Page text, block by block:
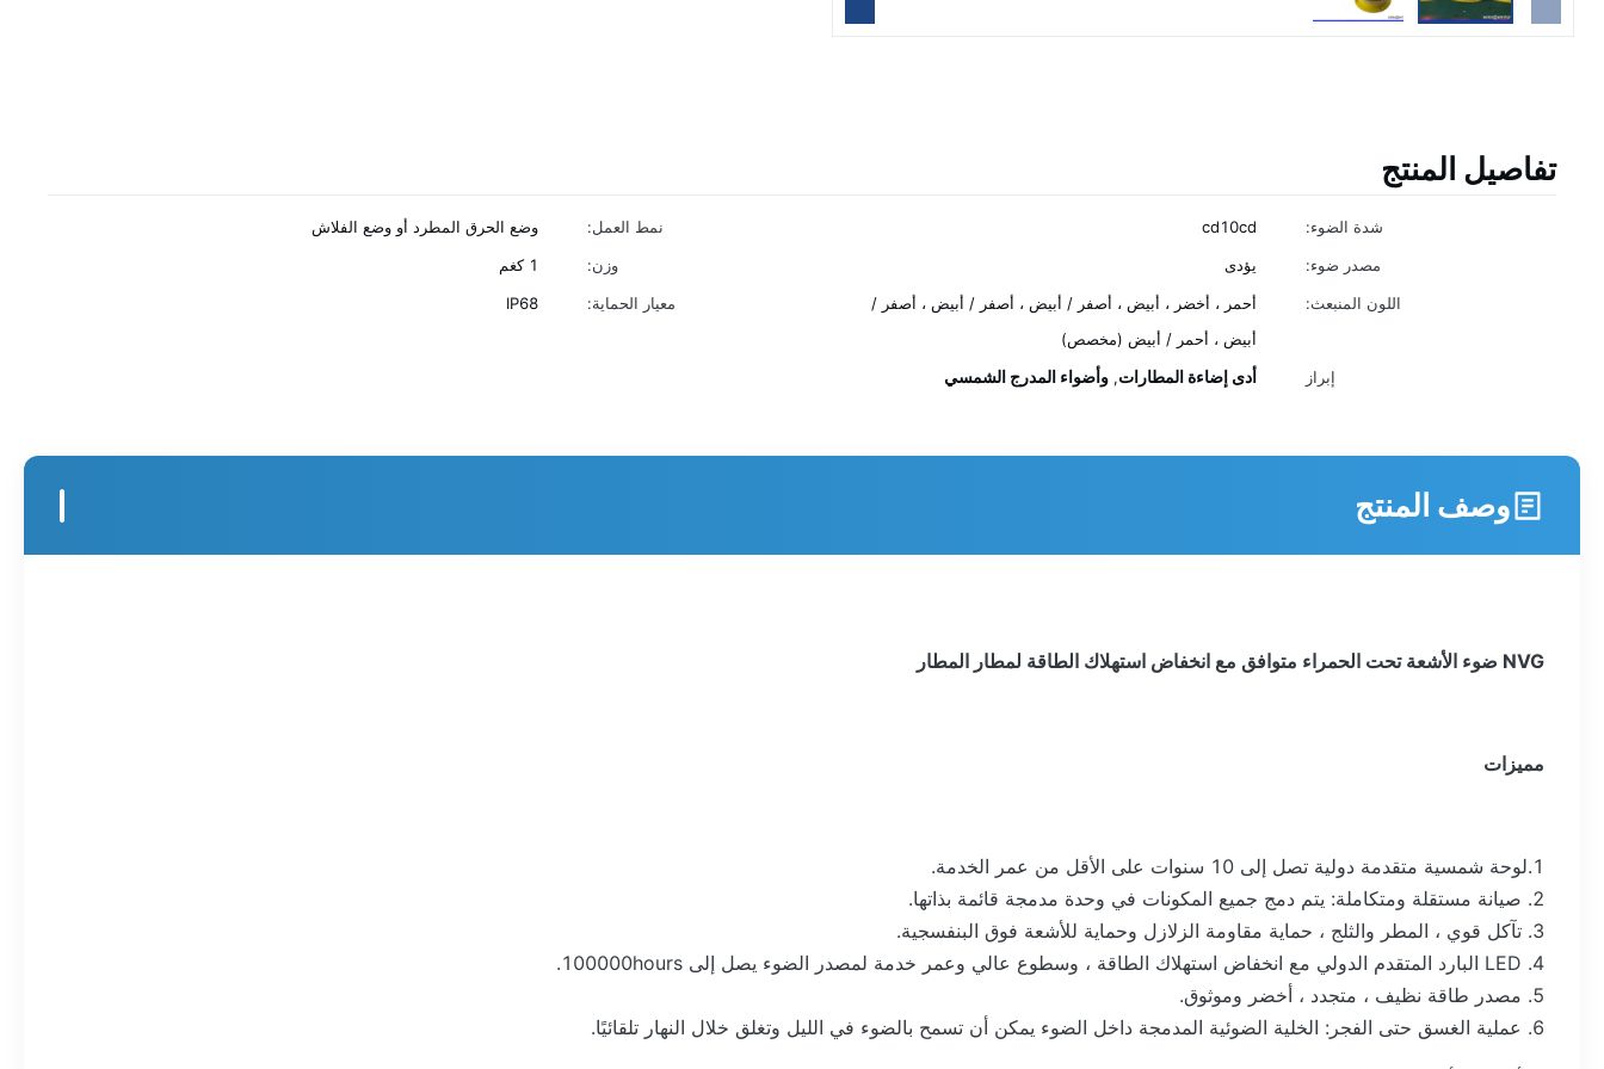
تفاصيل المنتج
شدة الضوء: cd10cd نمط العمل:
وضع الحرق المطرد أو وضع الفلاش
مصدر ضوء:
يؤدى وزن:
1 كغم
اللون المنبعث:
أحمر ، أخضر ، أبيض ، أصفر / أبيض ، أصفر / أبيض ، أصفر /
أبيض ، أحمر / أبيض (مخصص)
معيار الحماية: IP68
إبراز أدى إضاءة المطارات, وأضواء المدرج الشمسي
وصف المنتج
NVG ضوء الأشعة تحت الحمراء متوافق مع انخفاض استهلاك الطاقة لمطار المطار
مميزات
1.لوحة شمسية متقدمة دولية تصل إلى 10 سنوات على الأقل من عمر الخدمة.
2. صيانة مستقلة ومتكاملة: يتم دمج جميع المكونات في وحدة مدمجة قائمة بذاتها.
3. تآكل قوي ، المطر والثلج ، حماية مقاومة الزلازل وحماية للأشعة فوق البنفسجية.
4. LED البارد المتقدم الدولي مع انخفاض استهلاك الطاقة ، وسطوع عالي وعمر خدمة لمصدر الضوء يصل إلى 100000hours.
5. مصدر طاقة نظيف ، متجدد ، أخضر وموثوق.
6. عملية الغسق حتى الفجر: الخلية الضوئية المدمجة داخل الضوء يمكن أن تسمح بالضوء في الليل وتغلق خلال النهار تلقائيًا.